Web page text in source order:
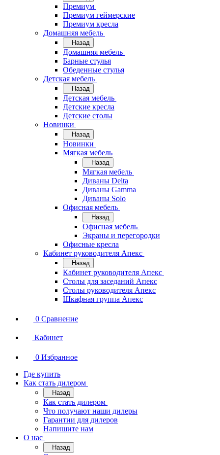
Премиум
Премиум геймерские
Премиум кресла
Домашняя мебель
Назад
Домашняя мебель
Барные стулья
Обеденные стулья
Детская мебель
Назад
Детская мебель
Детские кресла
Детские столы
Новинки
Назад
Новинки
Мягкая мебель
Назад
Мягкая мебель
Диваны Delta
Диваны Gamma
Диваны Solo
Офисная мебель
Назад
Офисная мебель
Экраны и перегородки
Офисные кресла
Кабинет руководителя Апекс
Назад
Кабинет руководителя Апекс
Столы для заседаний Апекс
Столы руководителя Апекс
Шкафная группа Апекс
0 Сравнение
Кабинет
0 Избранное
Где купить
Как стать дилером
Назад
Как стать дилером
Что получают наши дилеры
Гарантии для дилеров
Напишите нам
О нас
Назад